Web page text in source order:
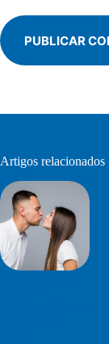
PUBLICAR
Artigos relacionados